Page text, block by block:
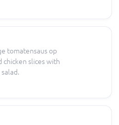
tomatensaus op
chicken slices with